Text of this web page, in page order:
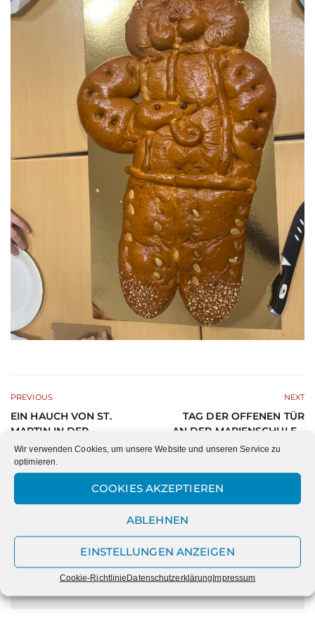
Wir verwenden Cookies, um unsere Website und unseren Service zu
optimieren.
COOKIES AKZEPTIEREN
ABLEHNEN
EINSTELLUNGEN ANZEIGEN
Cookie-RichtlinieDatenschutzerklärungImpressum
PREVIOUS
EIN HAUCH VON ST.
MARTIN IN DER
MARIENSCHULE
NEXT
TAG DER OFFENEN TÜR
AN DER MARIENSCHULE –
15. NOVEMBER